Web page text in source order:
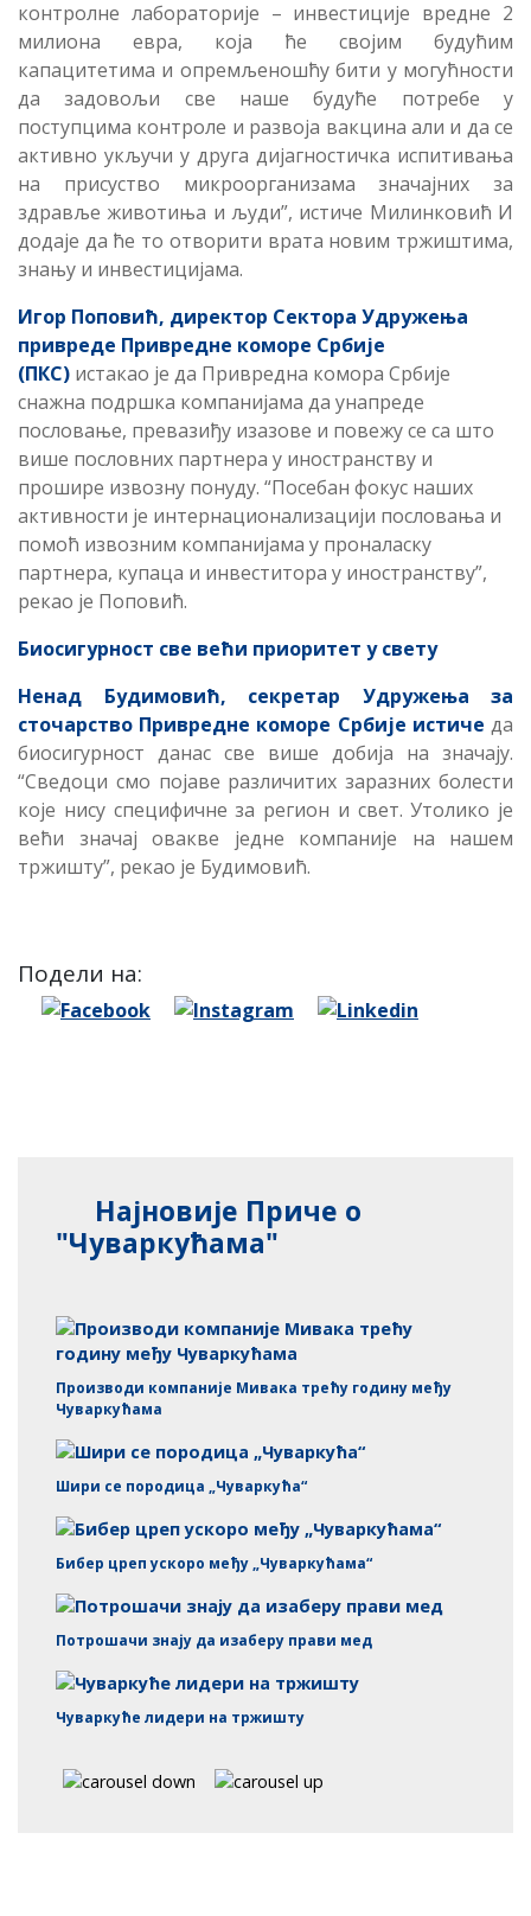
контролне лабораторије – инвестиције вредне 2
милиона евра, која ће својим будућим
капацитетима и опремљеношћу бити у могућности
да задовољи све наше будуће потребе у
поступцима контроле и развоја вакцина али и да се
активно укључи у друга дијагностичка испитивања
на присуство микроорганизама значајних за
здравље животиња и људи”, истиче Милинковић И
додаје да ће то отворити врата новим тржиштима,
знању и инвестицијама.
Игор Поповић, директор Сектора Удружења
привреде Привредне коморе Србије
(ПКС) истакао је да Привредна комора Србије
снажна подршка компанијама да унапреде
пословање, превазиђу изазове и повежу се са што
више пословних партнера у иностранству и
прошире извозну понуду. “Посебан фокус наших
активности је интернационализацији пословања и
помоћ извозним компанијама у проналаску
партнера, купаца и инвеститора у иностранству”,
рекао је Поповић.
Биосигурност све већи приоритет у свету
Ненад Будимовић, секретар Удружења за
сточарство Привредне коморе Србије истиче да
биосигурност данас све више добија на значају.
“Сведоци смо појаве различитих заразних болести
које нису специфичне за регион и свет. Утолико је
већи значај овакве једне компаније на нашем
тржишту”, рекао је Будимовић.
Подели на:
Најновије Приче о
"Чуваркућама"
Производи компаније Мивака трећу годину међу
Чуваркућама
Шири се породица „Чуваркућа“
Бибер цреп ускоро међу „Чуваркућама“
Потрошачи знају да изаберу прави мед
Чуваркуће лидери на тржишту